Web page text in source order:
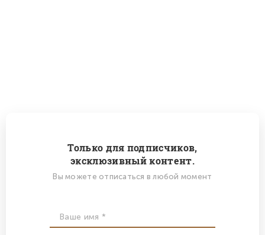
Только для подписчиков,
эксклюзивный контент.
Вы можете отписаться в любой момент